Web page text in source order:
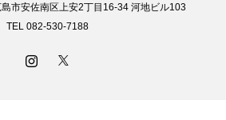
市安佐南区上安2丁目16-34 河地ビル103
TEL 082-530-7188